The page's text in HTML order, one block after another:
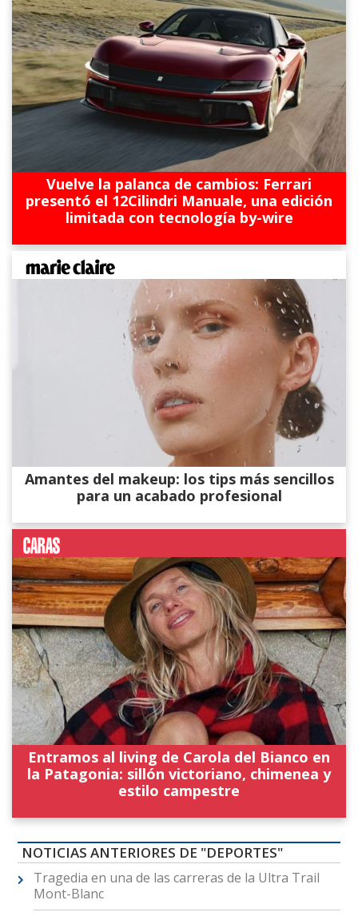
Vuelve la palanca de cambios: Ferrari
presentó el 12Cilindri Manuale, una edición
limitada con tecnología by-wire
Amantes del makeup: los tips más sencillos
para un acabado profesional
Entramos al living de Carola del Bianco en
la Patagonia: sillón victoriano, chimenea y
estilo campestre
NOTICIAS ANTERIORES DE "DEPORTES"
Tragedia en una de las carreras de la Ultra Trail
Mont-Blanc